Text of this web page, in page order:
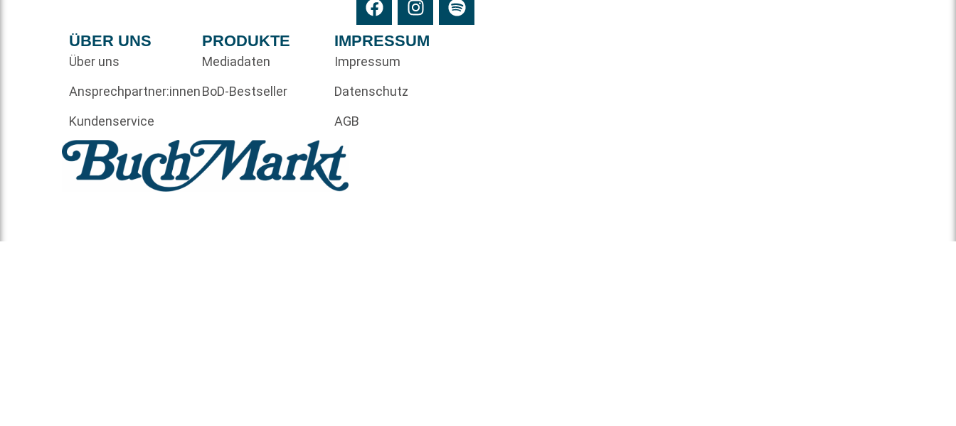
ÜBER UNS
Über uns
Ansprechpartner:innen
Kundenservice
PRODUKTE
Mediadaten
BoD-Bestseller
IMPRESSUM
Impressum
Datenschutz
AGB